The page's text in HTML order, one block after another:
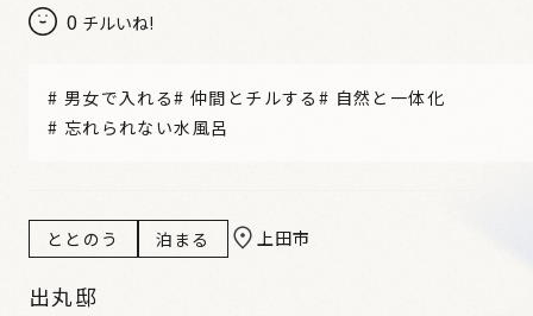
0 チルいね!
# 男女で入れる#仲間とチルする # 自然と一体化
# 忘れられない水風呂
ととのう 泊まる 上田市
出丸邸